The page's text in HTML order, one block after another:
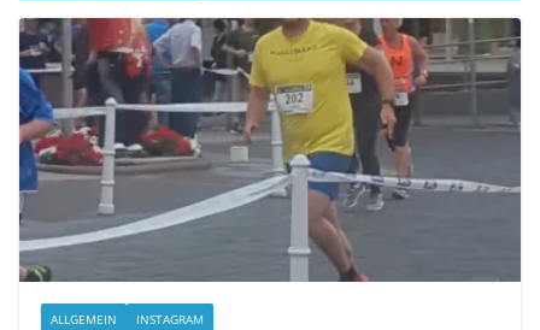
ALLGEMEIN INSTAGRAM